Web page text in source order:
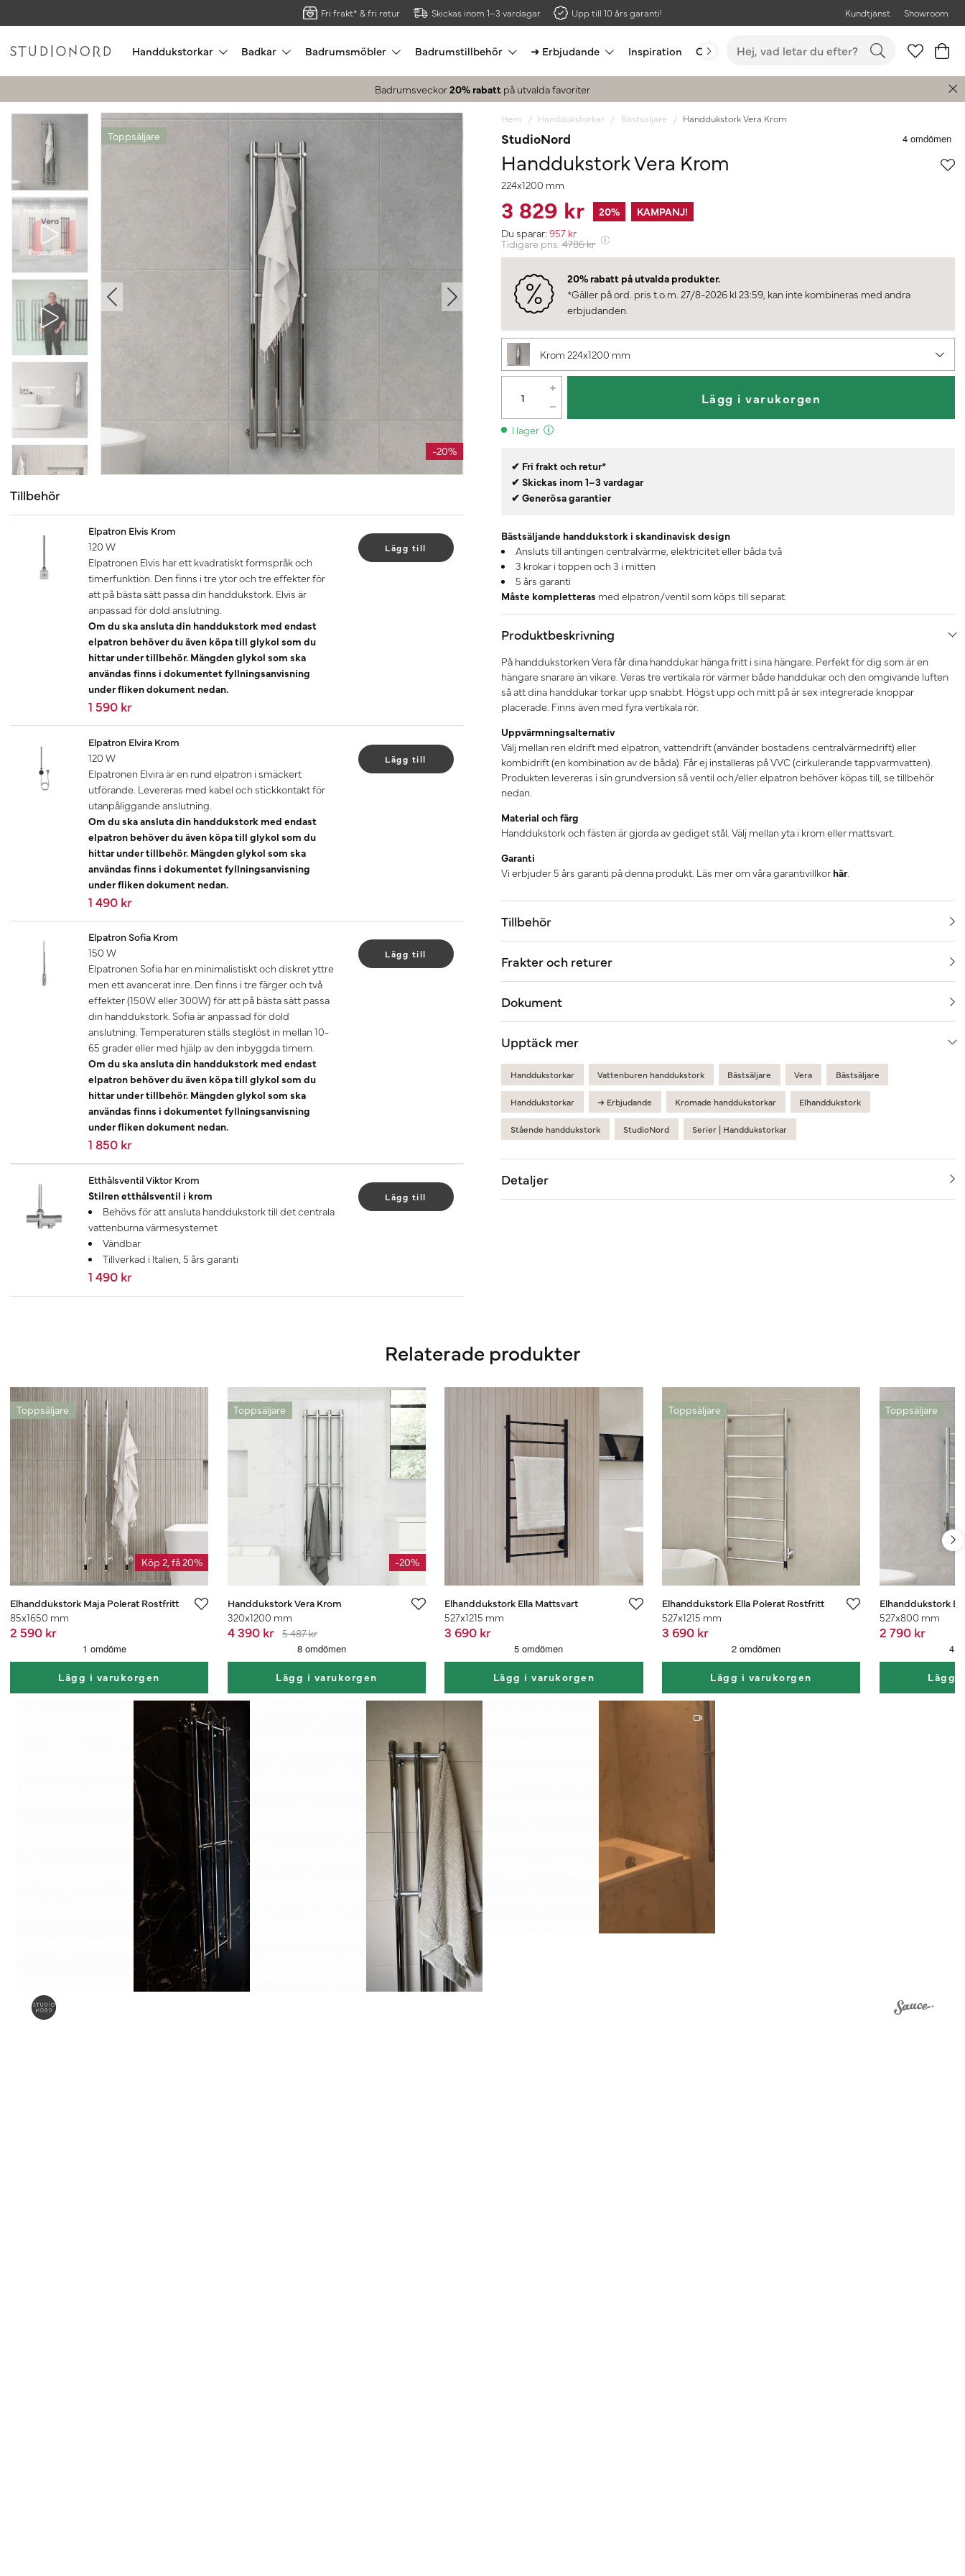
Fri frakt* & fri retur Skickas inom 1–3 vardagar Upp till 10 års garanti! Kundtjänst Showroom
Handdukstorkar Badkar Badrumsmöbler Badrumstillbehör ➜ Erbjudande Inspiration Outlet Bästsäljare
Badrumsveckor20% rabatt på utvalda favoriter
Toppsäljare
-20%
Tillbehör
Elpatron Elvis Krom
120 W
Elpatronen Elvis har ett kvadratiskt formspråk och
timerfunktion. Den finns i tre ytor och tre effekter för
att på bästa sätt passa din handdukstork. Elvis är
anpassad för dold anslutning.
Om du ska ansluta din handdukstork med endast
elpatron behöver du även köpa till glykol som du
hittar under tillbehör. Mängden glykol som ska
användas finns i dokumentet fyllningsanvisning
under fliken dokument nedan.
1 590 kr
Lägg till
Elpatron Elvira Krom
120 W
Elpatronen Elvira är en rund elpatron i smäckert
utförande. Levereras med kabel och stickkontakt för
utanpåliggande anslutning.
Om du ska ansluta din handdukstork med endast
elpatron behöver du även köpa till glykol som du
hittar under tillbehör. Mängden glykol som ska
användas finns i dokumentet fyllningsanvisning
under fliken dokument nedan.
1 490 kr
Lägg till
Elpatron Sofia Krom
150 W
Elpatronen Sofia har en minimalistiskt och diskret yttre
men ett avancerat inre. Den finns i tre färger och två
effekter (150W eller 300W) för att på bästa sätt passa
din handdukstork. Sofia är anpassad för dold
anslutning. Temperaturen ställs steglöst in mellan 10-
65 grader eller med hjälp av den inbyggda timern.
Om du ska ansluta din handdukstork med endast
elpatron behöver du även köpa till glykol som du
hittar under tillbehör. Mängden glykol som ska
användas finns i dokumentet fyllningsanvisning
under fliken dokument nedan.
1 850 kr
Lägg till
Etthålsventil Viktor Krom
Stilren etthålsventil i krom
Behövs för att ansluta handdukstork till det centrala
vattenburna värmesystemet
Vändbar
Tillverkad i Italien, 5 års garanti
1 490 kr
Lägg till
Hem Handdukstorkar Bästsäljare Handdukstork Vera Krom
StudioNord
Handdukstork Vera Krom
224x1200 mm
3 829 kr 20%
KAMPANJ!
Du sparar:957 kr
Tidigare pris:4786kr
20% rabatt på utvalda produkter.
*Gäller på ord. pris t.o.m. 27/8-2026 kl 23:59, kan inte kombineras med andra
erbjudanden.
Krom 224x1200 mm
Lägg i varukorgen
I lager
✔ Fri frakt och retur*
✔ Skickas inom 1–3 vardagar
✔ Generösa garantier
Bästsäljande handdukstork i skandinavisk design
Ansluts till antingen centralvärme, elektricitet eller båda två
3 krokar i toppen och 3 i mitten
5 års garanti
Måste kompletteras med elpatron/ventil som köps till separat.
Produktbeskrivning
På handdukstorken Vera får dina handdukar hänga fritt i sina hängare. Perfekt för dig som är en
hängare snarare än vikare. Veras tre vertikala rör värmer både handdukar och den omgivande luften
så att dina handdukar torkar upp snabbt. Högst upp och mitt på är sex integrerade knoppar
placerade. Finns även med fyra vertikala rör.
Uppvärmningsalternativ
Välj mellan ren eldrift med elpatron, vattendrift (använder bostadens centralvärmedrift) eller
kombidrift (en kombination av de båda). Får ej installeras på VVC (cirkulerande tappvarmvatten).
Produkten levereras i sin grundversion så ventil och/eller elpatron behöver köpas till, se tillbehör
nedan.
Material och färg
Handdukstork och fästen är gjorda av gediget stål. Välj mellan yta i krom eller mattsvart.
Garanti
Vi erbjuder 5 års garanti på denna produkt. Läs mer om våra garantivillkor här.
Tillbehör
Frakter och returer
Dokument
Upptäck mer
Handdukstorkar Vattenburen handdukstork Bästsäljare Vera Bästsäljare
Handdukstorkar ➜ Erbjudande Kromade handdukstorkar Elhanddukstork
Stående handdukstork StudioNord Serier | Handdukstorkar
Detaljer
Relaterade produkter
Toppsäljare
Köp 2, få 20%
Elhanddukstork Maja Polerat Rostfritt
85x1650 mm
2 590 kr
Lägg i varukorgen
Toppsäljare
-20%
Handdukstork Vera Krom
320x1200 mm
4 390 kr 5 487 kr
Lägg i varukorgen
Elhanddukstork Ella Mattsvart
527x1215 mm
3 690 kr
Lägg i varukorgen
Toppsäljare
Elhanddukstork Ella Polerat Rostfritt
527x1215 mm
3 690 kr
Lägg i varukorgen
Toppsäljare
Elhanddukstork
527x800 mm
2 790 kr
Lägg